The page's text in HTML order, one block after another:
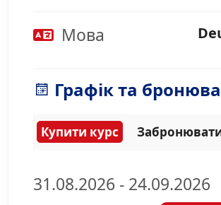
Мова
Графік та
Купити курс
31.08.2026 - 24.09.2026